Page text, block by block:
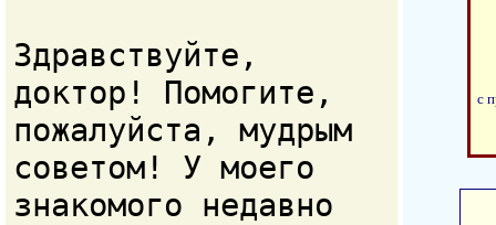
Здравствуйте,
доктор! Помогите,
пожалуйста, мудрым
советом! У моего
знакомого недавно
с